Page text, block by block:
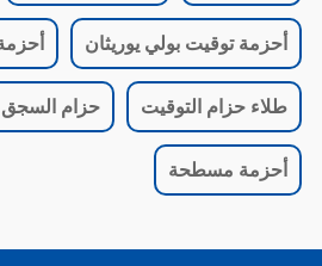
أحزمة توقيت بولي يوريثان
طلاء حزام التوقيت حزام السجق
أحزمة مسطحة